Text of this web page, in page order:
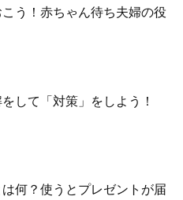
う！赤ちゃん待ち夫婦の役
して「対策」をしよう！
何？使うとプレゼントが届